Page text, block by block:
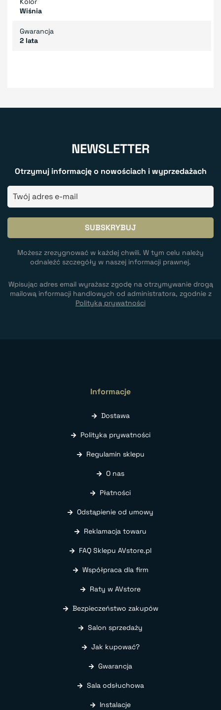
Wiśnia
Gwarancja
2 lata
NEWSLETTER
Otrzymuj informację o nowościach i wyprzedażach
Możesz zrezygnować w każdej chwili. W tym celu należy
odnaleźć szczegóły w naszej informacji prawnej.
Wpisując adres email wyrażasz zgodę na otrzymywanie drogą
mailową informacji handlowych od administratora, zgodnie z
Polityką prywatności
Informacje
Dostawa
Polityka prywatności
Regulamin sklepu
O nas
Płatności
Odstąpienie od umowy
Reklamacja towaru
FAQ Sklepu AVstore.pl
Współpraca dla firm
Raty w AVstore
Bezpieczeństwo zakupów
Salon sprzedaży
Jak kupować?
Gwarancja
Sala odsłuchowa
Instalacje